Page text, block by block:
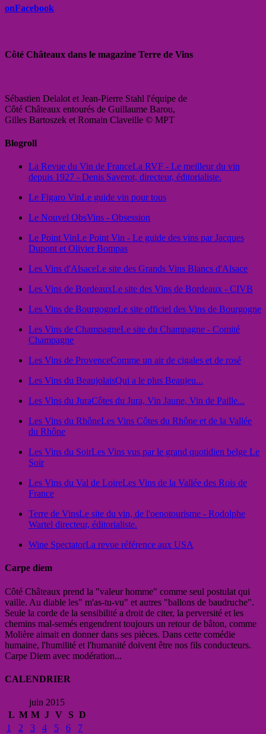
onFacebook
Côté Châteaux dans le magazine Terre de Vins
Sébastien Delalot et Jean-Pierre Stahl l'équipe de
Côté Châteaux entourés de Guillaume Barou,
Gilles Bartoszek et Romain Claveille © MPT
Blogroll
La Revue du Vin de FranceLa RVF - Le meilleur du vin
depuis 1927 - Denis Saverot, directeur, éditorialiste.
Le Figaro VinLe guide vin pour tous
Le Nouvel ObsVins - Obsession
Le Point VinLe Point Vin - Le guide des vins par Jacques
Dupont et Olivier Bompas
Les Vins d'AlsaceLe site des Grands Vins Blancs d'Alsace
Les Vins de BordeauxLe site des Vins de Bordeaux - CIVB
Les Vins de BourgogneLe site officiel des Vins de Bourgogne
Les Vins de ChampagneLe site du Champagne - Comité
Champagne
Les Vins de ProvenceComme un air de cigales et de rosé
Les Vins du BeaujolaisQui a le plus Beaujeu...
Les Vins du JuraCôtes du Jura, Vin Jaune, Vin de Paille...
Les Vins du RhôneLes Vins Côtes du Rhône et de la Vallée
du Rhône
Les Vins du SoirLes Vins vus par le grand quotidien belge Le
Soir
Les Vins du Val de LoireLes Vins de la Vallée des Rois de
France
Terre de VinsLe site du vin, de l'oenotourisme - Rodolphe
Wartel directeur, éditorialiste.
Wine SpectatorLa revue référence aux USA
Carpe diem
Côté Châteaux prend la "valeur homme" comme seul postulat qui
vaille. Au diable les" m'as-tu-vu" et autres "ballons de baudruche".
Seule la corde de la sensibilité a droit de citer, la perversité et les
chemins mal-semés engendrent toujours un retour de bâton, comme
Molière aimait en donner dans ses pièces. Dans cette comédie
humaine, l'humilité et l'humanité doivent être nos fils conducteurs.
Carpe Diem avec modération...
CALENDRIER
juin 2015
L M M J V S D
1
2 3 4 5 6
7